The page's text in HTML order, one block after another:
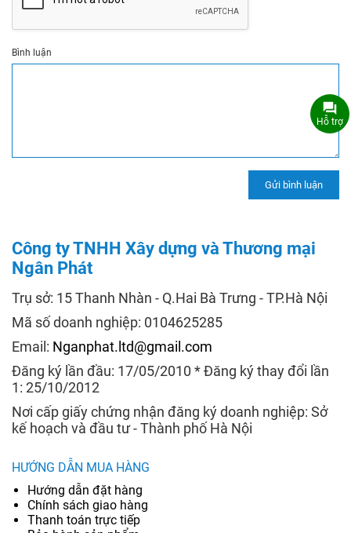
Bình luận
Công ty TNHH Xây dựng và Thương mại
Ngân Phát
Trụ sở: 15 Thanh Nhàn - Q.Hai Bà Trưng - TP.Hà Nội
Mã số doanh nghiệp: 0104625285
Email: Nganphat.ltd@gmail.com
Đăng ký lần đầu: 17/05/2010 * Đăng ký thay đổi lần
1: 25/10/2012
Nơi cấp giấy chứng nhận đăng ký doanh nghiệp: Sở
kế hoạch và đầu tư - Thành phố Hà Nội
HƯỚNG DẪN MUA HÀNG
Hướng dẫn đặt hàng
Chính sách giao hàng
Thanh toán trực tiếp
Hỗ trợ